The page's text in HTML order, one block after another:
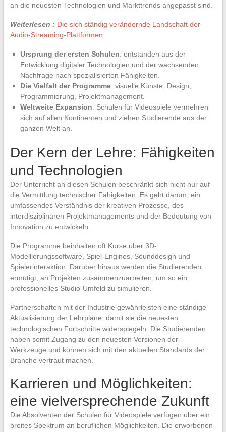
an die neuesten Technologien und Markttrends angepasst sind.
Weiterlesen : Die sich ständig verändernde Landschaft der
Audio-Streaming-Plattformen
Ursprung der ersten Schulen: entstanden aus der
Entwicklung digitaler Technologien und der wachsenden
Nachfrage nach spezialisierten Fähigkeiten.
Die Vielfalt der Programme: visuelle Künste, Design,
Programmierung, Projektmanagement.
Weltweite Expansion: Schulen für Videospiele vermehren
sich auf allen Kontinenten und ziehen Studierende aus der
ganzen Welt an.
Der Kern der Lehre: Fähigkeiten
und Technologien
Der Unterricht an diesen Schulen beschränkt sich nicht nur auf
die Vermittlung technischer Fähigkeiten. Es geht darum, ein
umfassendes Verständnis der kreativen Prozesse, des
interdisziplinären Projektmanagements und der Bedeutung von
Innovation zu entwickeln.
Die Programme beinhalten oft Kurse über 3D-
Modellierungssoftware, Spiel-Engines, Sounddesign und
Spielerinteraktion. Darüber hinaus werden die Studierenden
ermutigt, an Projekten zusammenzuarbeiten, um so ein
professionelles Studio-Umfeld zu simulieren.
Partnerschaften mit der Industrie gewährleisten eine ständige
Aktualisierung der Lehrpläne, damit sie die neuesten
technologischen Fortschritte widerspiegeln. Die Studierenden
haben somit Zugang zu den neuesten Versionen der
Werkzeuge und können sich mit den aktuellen Standards der
Branche vertraut machen.
Karrieren und Möglichkeiten:
eine vielversprechende Zukunft
Die Absolventen der Schulen für Videospiele verfügen über ein
breites Spektrum an beruflichen Möglichkeiten. Die erworbenen